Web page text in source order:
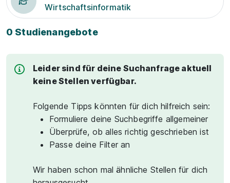
Wirtschaftsinformatik
0 Studienangebote
Leider sind für deine Suchanfrage aktuell
keine Stellen verfügbar.
Folgende Tipps könnten für dich hilfreich sein:
Formuliere deine Suchbegriffe allgemeiner
Überprüfe, ob alles richtig geschrieben ist
Passe deine Filter an
Wir haben schon mal ähnliche Stellen für dich